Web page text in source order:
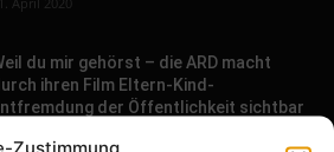
Zustimmung
du mir gehörst – die ARD macht
ihren Film Eltern-Kind-
der Öffentlichkeit sichtbar